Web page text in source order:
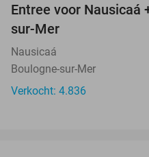
Entree voor Nausicaá
sur-Mer
Nausicaá
Boulogne-sur-Mer
Verkocht: 4.836